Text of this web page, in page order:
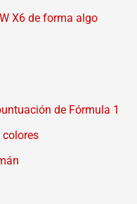
X6 de forma algo
de Fórmula 1
colores